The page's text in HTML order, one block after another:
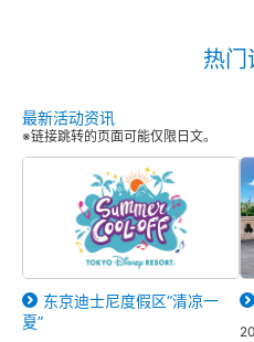
热门
最新活动资讯
※链接跳转的页面可能仅限日文。
东京迪士尼度假区“清凉一
夏”